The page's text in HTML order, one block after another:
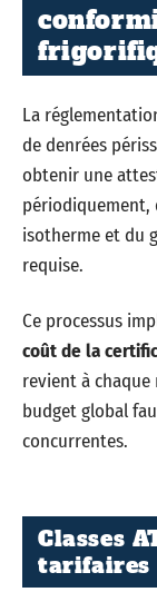
La
de denrées
obtenir une
périodiquement,
isotherme et du
requise.
Ce processus
coût de la
revient à chaque
budget global
concurrentes.
Classes
tarifaires